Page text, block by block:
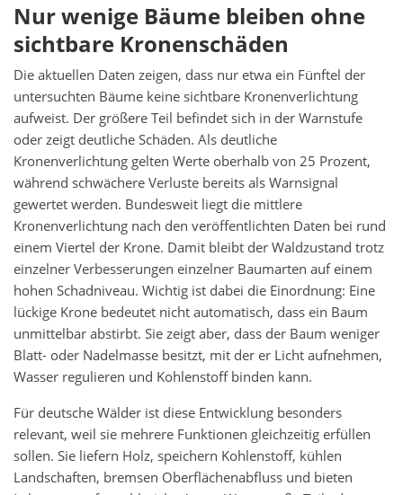
Nur wenige Bäume bleiben ohne
sichtbare Kronenschäden
Die aktuellen Daten zeigen, dass nur etwa ein Fünftel der
untersuchten Bäume keine sichtbare Kronenverlichtung
aufweist. Der größere Teil befindet sich in der Warnstufe
oder zeigt deutliche Schäden. Als deutliche
Kronenverlichtung gelten Werte oberhalb von 25 Prozent,
während schwächere Verluste bereits als Warnsignal
gewertet werden. Bundesweit liegt die mittlere
Kronenverlichtung nach den veröffentlichten Daten bei rund
einem Viertel der Krone. Damit bleibt der Waldzustand trotz
einzelner Verbesserungen einzelner Baumarten auf einem
hohen Schadniveau. Wichtig ist dabei die Einordnung: Eine
lückige Krone bedeutet nicht automatisch, dass ein Baum
unmittelbar abstirbt. Sie zeigt aber, dass der Baum weniger
Blatt- oder Nadelmasse besitzt, mit der er Licht aufnehmen,
Wasser regulieren und Kohlenstoff binden kann.
Für deutsche Wälder ist diese Entwicklung besonders
relevant, weil sie mehrere Funktionen gleichzeitig erfüllen
sollen. Sie liefern Holz, speichern Kohlenstoff, kühlen
Landschaften, bremsen Oberflächenabfluss und bieten